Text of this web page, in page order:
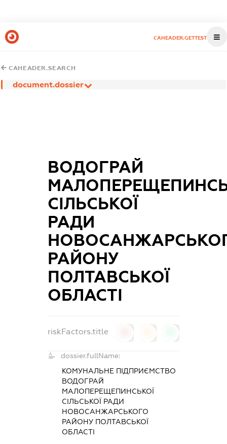
CAHEADER.GETTEST
CAHEADER.SEARCH
document.dossier
ВОДОГРАЙ
СІЛЬСЬКОЇ
РАДИ
РАЙОНУ
ПОЛТАВСЬКОЇ
ОБЛАСТІ
riskFactors.title
dossier.fullName:
КОМУНАЛЬНЕ ПІДПРИЄМСТВО
ВОДОГРАЙ
МАЛОПЕРЕЩЕПИНСЬКОЇ
СІЛЬСЬКОЇ РАДИ
НОВОСАНЖАРСЬКОГО
РАЙОНУ ПОЛТАВСЬКОЇ
ОБЛАСТІ